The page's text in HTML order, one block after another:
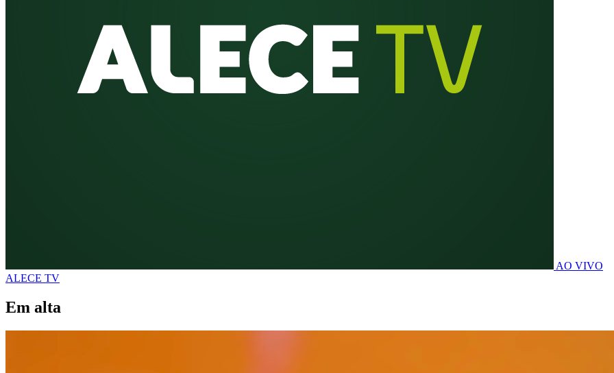
AO VIVO
ALECE TV
Em alta